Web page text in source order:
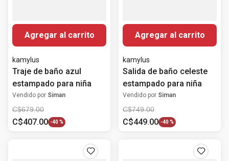
Agregar al carrito
kamylus
Traje de baño azul
estampado para niña
Vendido por Siman
C$679.00
C$407.00 -40 %
Agregar al carrito
kamylus
Salida de baño celeste
estampado para niña
Vendido por Siman
C$749.00
C$449.00 -40 %